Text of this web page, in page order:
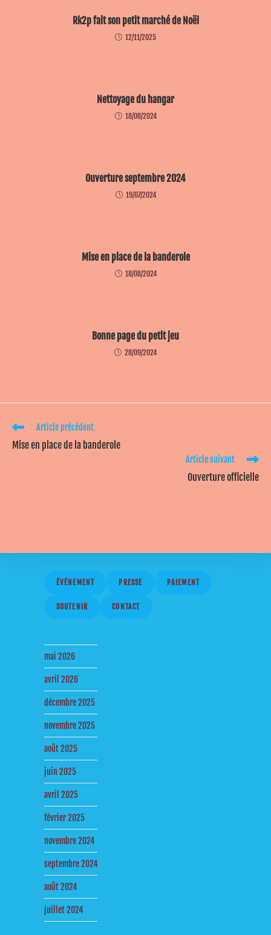
Rk2p fait son petit marché de Noël
12/11/2025
Nettoyage du hangar
18/08/2024
Ouverture septembre 2024
19/07/2024
Mise en place de la banderole
18/08/2024
Bonne page du petit jeu
28/09/2024
Article précédent
Mise en place de la banderole
Article suivant
Ouverture officielle
ÉVÉNEMENT PRESSE PAIEMENT
SOUTENIR CONTACT
mai 2026
avril 2026
décembre 2025
novembre 2025
août 2025
juin 2025
avril 2025
février 2025
novembre 2024
septembre 2024
août 2024
juillet 2024